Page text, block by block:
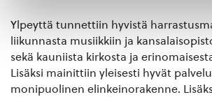
Ylpeyttä tunnettiin hyvistä
liikunnasta musiikkiin ja
sekä kauniista kirkosta ja
Lisäksi mainittiin yleisesti hyvät
monipuolinen elinkeinorakenne.